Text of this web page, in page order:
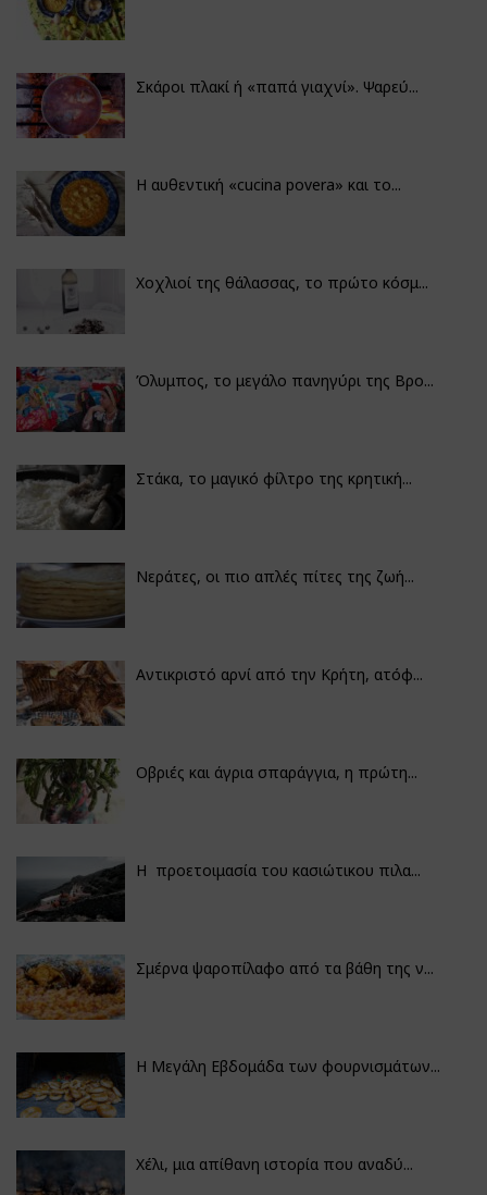
Σκάροι πλακί ή «παπά γιαχνί». Ψαρεύ...
Η αυθεντική «cucina povera» και το...
Χοχλιοί της θάλασσας, το πρώτο κόσμ...
Όλυμπος, το μεγάλο πανηγύρι της Βρο...
Στάκα, το μαγικό φίλτρο της κρητική...
Νεράτες, οι πιο απλές πίτες της ζωή...
Αντικριστό αρνί από την Κρήτη, ατόφ...
Οβριές και άγρια σπαράγγια, η πρώτη...
Η προετοιμασία του κασιώτικου πιλα...
Σμέρνα ψαροπίλαφο από τα βάθη της ν...
Η Μεγάλη Εβδομάδα των φουρνισμάτων...
Χέλι, μια απίθανη ιστορία που αναδύ...